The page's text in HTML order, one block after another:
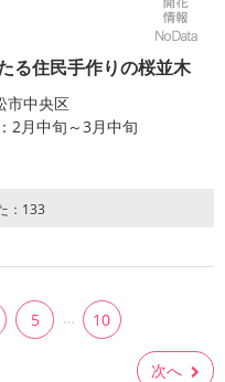
る住民手作りの桜並木
市中央区
2月中旬～3月中旬
： 133
5 … 10
次へ